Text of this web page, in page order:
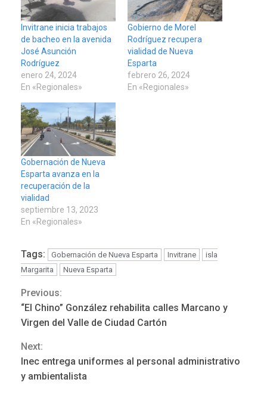
Invitrane inicia trabajos
de bacheo en la avenida
José Asunción
Rodríguez
enero 24, 2024
En «Regionales»
Gobierno de Morel
Rodríguez recupera
vialidad de Nueva
Esparta
febrero 26, 2024
En «Regionales»
Gobernación de Nueva
Esparta avanza en la
recuperación de la
vialidad
septiembre 13, 2023
En «Regionales»
Tags: Gobernación de Nueva Esparta Invitrane
isla
Margarita
Nueva Esparta
Continue
Reading
Previous:
“El Chino” González rehabilita calles Marcano y
Virgen del Valle de Ciudad Cartón
Next:
Inec entrega uniformes al personal administrativo
y ambientalista
3
POLÍTICA
ONGs piden a CIDH
monitorear proceso de
diálogo en Venezuela
POLÍTICA
TITULARES